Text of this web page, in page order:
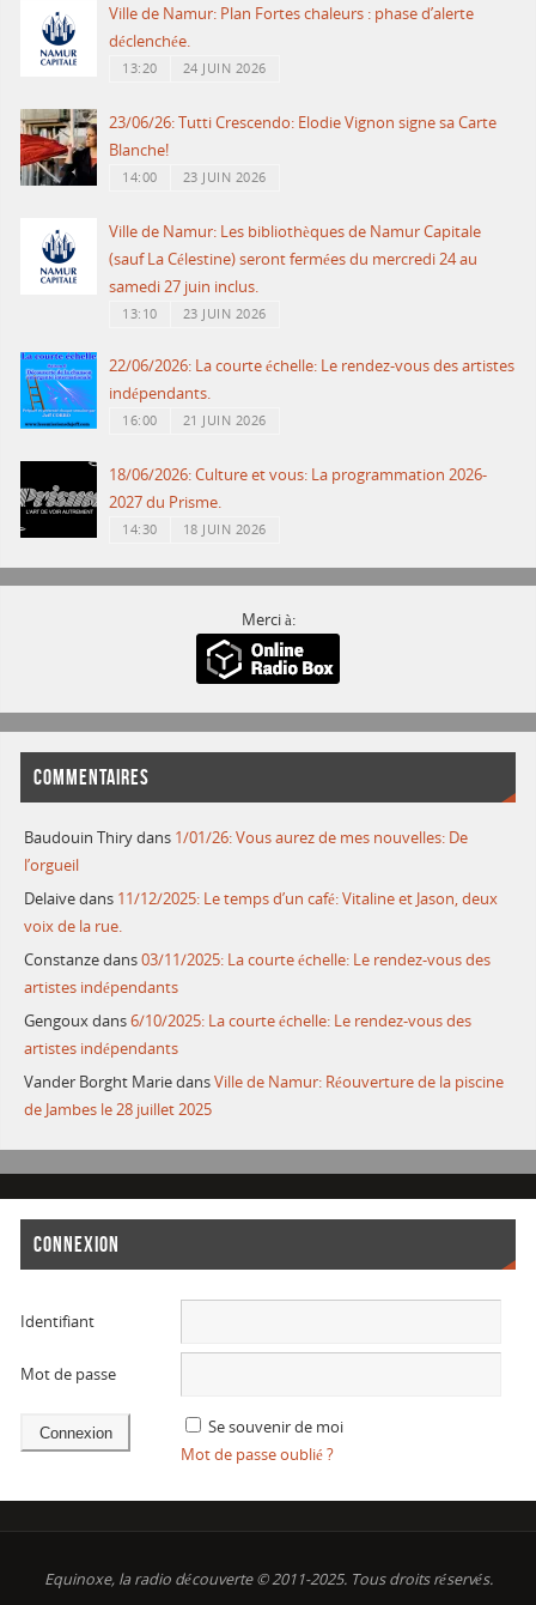
Ville de Namur: Plan Fortes chaleurs : phase d’alerte
déclenchée.
13:20 24 JUIN 2026
23/06/26: Tutti Crescendo: Elodie Vignon signe sa Carte
Blanche!
14:00 23 JUIN 2026
Ville de Namur: Les bibliothèques de Namur Capitale
(sauf La Célestine) seront fermées du mercredi 24 au
samedi 27 juin inclus.
13:10 23 JUIN 2026
22/06/2026: La courte échelle: Le rendez-vous des artistes
indépendants.
16:00 21 JUIN 2026
18/06/2026: Culture et vous: La programmation 2026-
2027 du Prisme.
14:30 18 JUIN 2026
Merci à:
COMMENTAIRES
Baudouin Thirydans 1/01/26: Vous aurez de mes nouvelles: De
l’orgueil
Delaivedans 11/12/2025: Le temps d’un café: Vitaline et Jason, deux
voix de la rue.
Constanzedans03/11/2025: La courte échelle: Le rendez-vous des
artistes indépendants
Gengouxdans6/10/2025: La courte échelle: Le rendez-vous des
artistes indépendants
Vander Borght MariedansVille de Namur: Réouverture de la piscine
de Jambes le 28 juillet 2025
CONNEXION
Identifiant
Mot de passe
Se souvenir de moi
Mot de passe oublié ?
Equinoxe, la radio découverte © 2011-2025. Tous droits réservés.